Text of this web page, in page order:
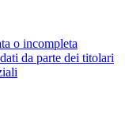
o incompleta
da parte dei titolari